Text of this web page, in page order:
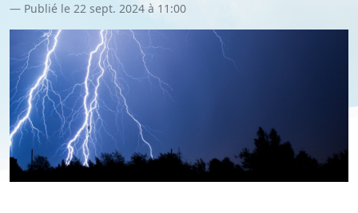
Publié le 22 sept. 2024 à 11:00